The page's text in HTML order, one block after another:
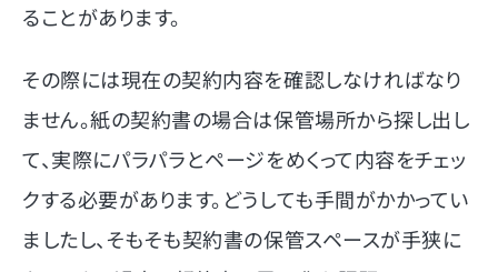
ることがあります。
その際には現在の契約内容を確認しなければなり
ません。紙の契約書の場合は保管場所から探し出し
て、実際にパラパラとページをめくって内容をチェッ
クする必要があります。どうしても手間がかかってい
ましたし、そもそも契約書の保管スペースが手狭に